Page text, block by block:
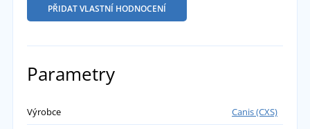
PŘIDAT VLASTNÍ HODNOCENÍ
Parametry
Výrobce
Canis (CXS)